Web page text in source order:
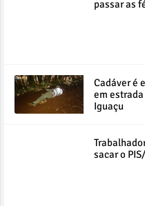
passar as
Cadáver é
em
Iguaçu
sacar o